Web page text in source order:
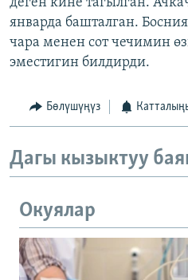
АЗАТТЫК+
ЫҢГАЙСЫЗ СУРООЛОР
январда башталган.
чара менен сот чечимин
эместигин билдирди.
Бөлүшүңүз
Дагы кызыктуу
Окуялар